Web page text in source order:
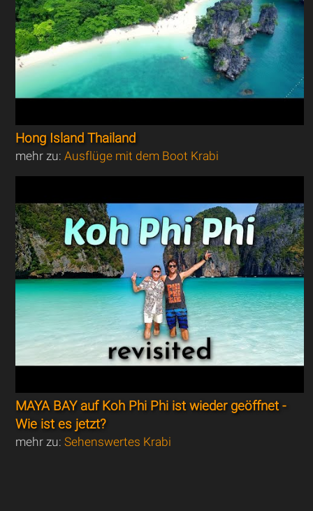
Hong Island Thailand
mehr zu:Ausflüge mit dem Boot Krabi
MAYA BAY auf Koh Phi Phi ist wieder geöffnet -
Wie ist es jetzt?
mehr zu:Sehenswertes Krabi